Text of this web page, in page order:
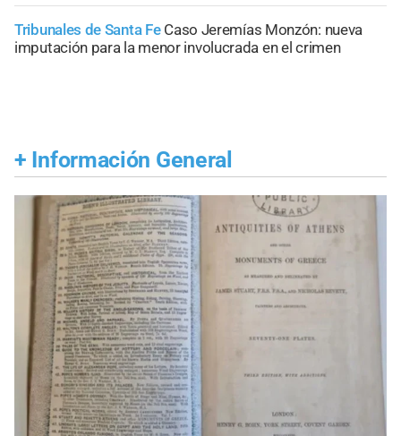
Tribunales de Santa Fe Caso Jeremías Monzón: nueva
imputación para la menor involucrada en el crimen
+ Información General